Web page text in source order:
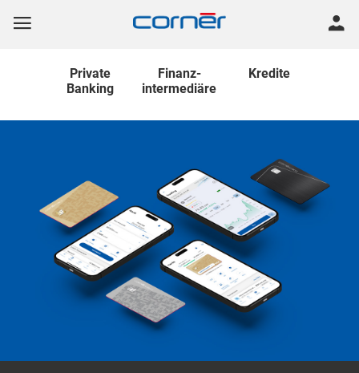
Private
Banking
Finanz-
intermediäre
Kredite